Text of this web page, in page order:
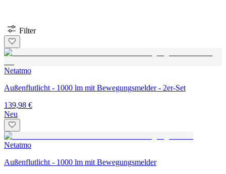
Filter
Netatmo
Außenflutlicht - 1000 lm mit Bewegungsmelder - 2er-Set
139,98 €
Neu
Netatmo
Außenflutlicht - 1000 lm mit Bewegungsmelder